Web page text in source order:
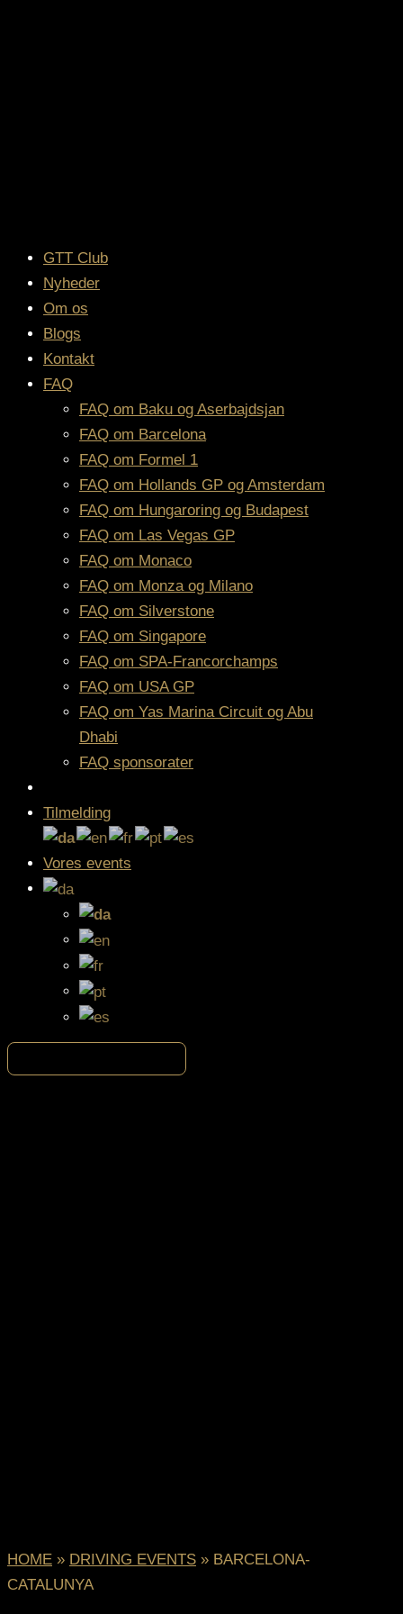
GTT Club
Nyheder
Om os
Blogs
Kontakt
FAQ
FAQ om Baku og Aserbajdsjan
FAQ om Barcelona
FAQ om Formel 1
FAQ om Hollands GP og Amsterdam
FAQ om Hungaroring og Budapest
FAQ om Las Vegas GP
FAQ om Monaco
FAQ om Monza og Milano
FAQ om Silverstone
FAQ om Singapore
FAQ om SPA-Francorchamps
FAQ om USA GP
FAQ om Yas Marina Circuit og Abu
Dhabi
FAQ sponsorater
Tilmelding
Vores events
HOME » DRIVING EVENTS » BARCELONA-
CATALUNYA